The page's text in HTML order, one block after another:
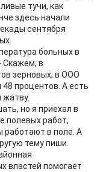
тучи, как
здесь начали
сентября
больных в
Скажем, в
зерновых, в ООО
процентов. А есть
жатву.
но я приехал в
полевых работ,
работают в поле. А
тему пиши.
властей помогает